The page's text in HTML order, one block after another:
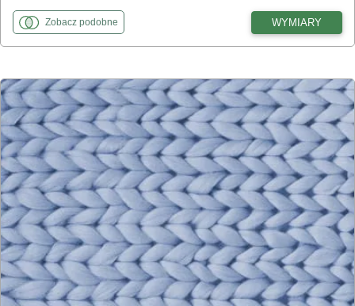
Zobaczfototapety
podobnedo Liliowe storczyki WYMIARY